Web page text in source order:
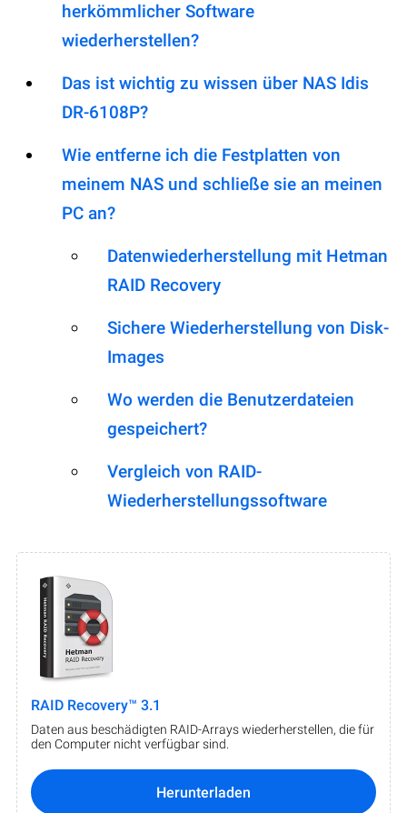
herkömmlicher Software
wiederherstellen?
Das ist wichtig zu wissen über NAS Idis
DR-6108P?
Wie entferne ich die Festplatten von
meinem NAS und schließe sie an meinen
PC an?
Datenwiederherstellung mit Hetman
RAID Recovery
Sichere Wiederherstellung von Disk-
Images
Wo werden die Benutzerdateien
gespeichert?
Vergleich von RAID-
Wiederherstellungssoftware
RAID Recovery™ 3.1
Daten aus beschädigten RAID-Arrays wiederherstellen, die für
den Computer nicht verfügbar sind.
Herunterladen